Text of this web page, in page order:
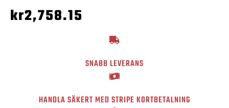
kr2,758.15
SNABB LEVERANS
HANDLA SÄKERT MED STRIPE KORTBETALNING